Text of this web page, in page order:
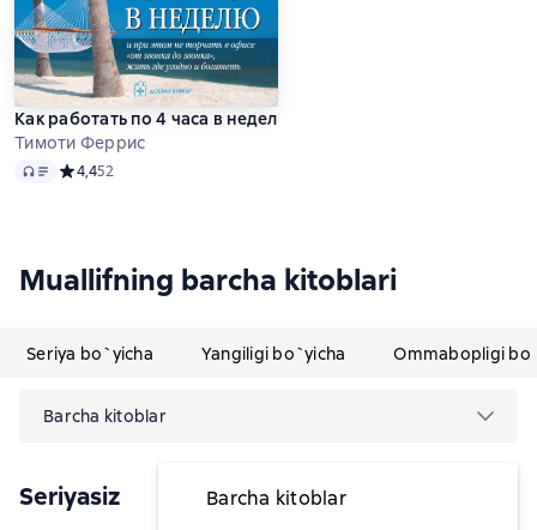
Как работать по 4 часа в неделю и при этом не торчать в
Тимоти Феррис
Audio Средний рейтинг 4,4 на основе 52 оценок
4,452
Muallifning barcha kitoblari
Seriya bo`yicha Yangiligi bo`yicha Ommabopligi
Barcha kitoblar
Barcha kitoblar
Seriyasiz